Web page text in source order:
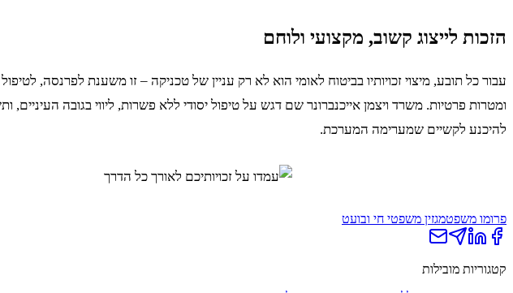
הזכות לייצוג קשוב, מקצועי ולוחם
עבור כל תובע, מיצוי זכויותיו בביטוח לאומי הוא לא רק עניין של טכניקה – זו משענת לפרנסה,
ומטרות פרטיות. משרד ויצמן אייכנברונר שם דגש על טיפול יסודי ללא פשרות, ליווי בגובה
להיכנע לקשיים שמערימה המערכת.
פרומו משפטמגזין משפטי חי ובועט
קטגוריות מובילות